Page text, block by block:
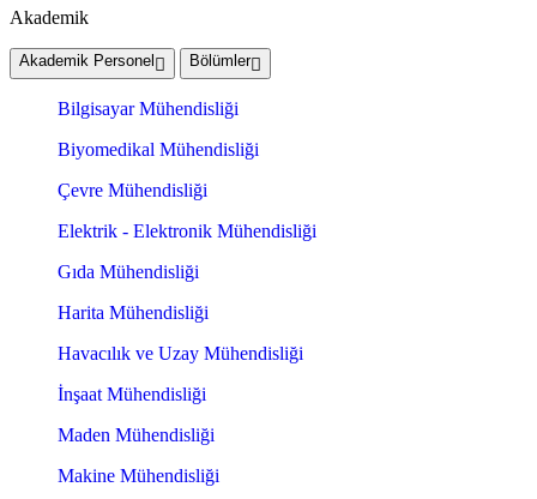
Akademik
Akademik Personel Bölümler
Bilgisayar Mühendisliği
Biyomedikal Mühendisliği
Çevre Mühendisliği
Elektrik - Elektronik Mühendisliği
Gıda Mühendisliği
Harita Mühendisliği
Havacılık ve Uzay Mühendisliği
İnşaat Mühendisliği
Maden Mühendisliği
Makine Mühendisliği